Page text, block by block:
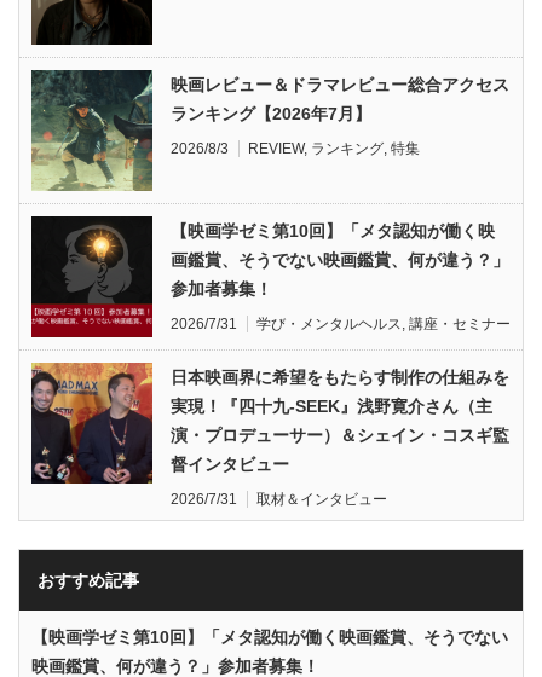
映画レビュー＆ドラマレビュー総合アクセス
ランキング【2026年7月】
2026/8/3 REVIEW, ランキング 特集
【映画学ゼミ第10回】「メタ認知が働く映
画鑑賞、そうでない映画鑑賞、何が違う？」
参加者募集！
2026/7/31 学び・メンタルヘルス 講座・セミナー
日本映画界に希望をもたらす制作の仕組みを
実現！『四十九-SEEK』浅野寛介さん（主
演・プロデューサー）＆シェイン・コスギ監
督インタビュー
2026/7/31 取材＆インタビュー
おすすめ記事
【映画学ゼミ第10回】「メタ認知が働く映画鑑賞、そうでない
映画鑑賞、何が違う？」参加者募集！